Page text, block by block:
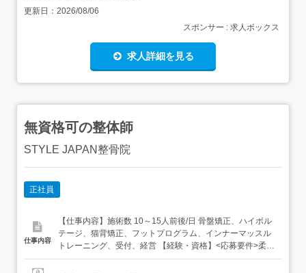
更新日： 2026/08/06
スポンサー : 求人ボックス
求人詳細を見る
無資格可の整体師
STYLE JAPAN整骨院
正社員
仕事内容
【仕事内容】施術数 10～15人前後/日 骨盤矯正、ハイボル
テージ、猫背矯正、フットプログラム、インナーマッスル
トレーニング、受付、経営 【経験・資格】<応募要件>柔道
整復、理学療法士、作業療法士、鍼灸師、あん摩マッサー